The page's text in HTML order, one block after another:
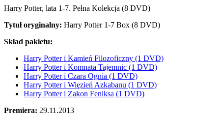
Harry Potter, lata 1-7. Pełna Kolekcja (8 DVD)
Tytuł oryginalny: Harry Potter 1-7 Box (8 DVD)
Skład pakietu:
Harry Potter i Kamień Filozoficzny (1 DVD)
Harry Potter i Komnata Tajemnic (1 DVD)
Harry Potter i Czara Ognia (1 DVD)
Harry Potter i Więzień Azkabanu (1 DVD)
Harry Potter i Zakon Feniksa (1 DVD)
Premiera: 29.11.2013